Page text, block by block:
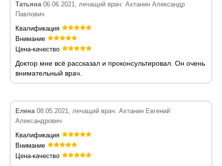
Татьяна06.06.2021, лечащий врач: Ахтанин Александр
Павлович
Квалификация
Внимание
Цена-качество
Доктор мне всё рассказал и проконсультировал. Он очень
внимательный врач.
Елена08.05.2021, лечащий врач: Ахтанин Евгений
Александрович
Квалификация
Внимание
Цена-качество